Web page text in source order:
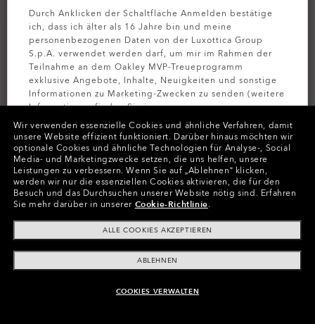
ZUM WARENKORB HINZUFÜGEN
PERSONALISIEREN
Farben (29) GläserPrizm Sapphire Polarized,
GestellMatte Black
Größe:Eine Größe für alle
PassformNormale - Mit Hohem Steg
Größenanleitung ansehen
Wir verwenden essenzielle Cookies und ähnliche Verfahren, damit
unsere Website effizient funktioniert. Darüber hinaus möchten wir
optionale Cookies und ähnliche Technologien für Analyse-, Social
Media- und Marketingzwecke setzen, die uns helfen, unsere
Leistungen zu verbessern. Wenn Sie auf „Ablehnen“ klicken,
werden wir nur die essenziellen Cookies aktivieren, die für den
Besuch und das Durchsuchen unserer Website nötig sind. Erfahren
Sie mehr darüber in unserer Cookie-Richtlinie.
ALLE COOKIES AKZEPTIEREN
ABLEHNEN
COOKIES VERWALTEN
Durch Anklicken der Schaltfläche Anmelden bestätige
ich, dass ich älter als 16 Jahre bin und meine
personenbezogenen Daten von der Luxottica Group
S.p.A. verwendet werden darf, um mir im Rahmen der
Teilnahme an dem Oakley MVP-Treueprogramm
exklusive Angebote, Inhalte, Neuigkeiten und sonstige
Informationen zu Marketing-Zwecken zu senden (weitere
Informationen finden Sie in unserer
Datenschutzbestimmungen ).
MELDEN SIE